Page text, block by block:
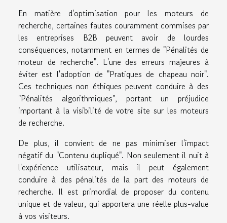
En matière d'optimisation pour les moteurs de
recherche, certaines fautes couramment commises par
les entreprises B2B peuvent avoir de lourdes
conséquences, notamment en termes de "Pénalités de
moteur de recherche". L'une des erreurs majeures à
éviter est l'adoption de "Pratiques de chapeau noir".
Ces techniques non éthiques peuvent conduire à des
"Pénalités algorithmiques", portant un préjudice
important à la visibilité de votre site sur les moteurs
de recherche.
De plus, il convient de ne pas minimiser l'impact
négatif du "Contenu dupliqué". Non seulement il nuit à
l'expérience utilisateur, mais il peut également
conduire à des pénalités de la part des moteurs de
recherche. Il est primordial de proposer du contenu
unique et de valeur, qui apportera une réelle plus-value
à vos visiteurs.